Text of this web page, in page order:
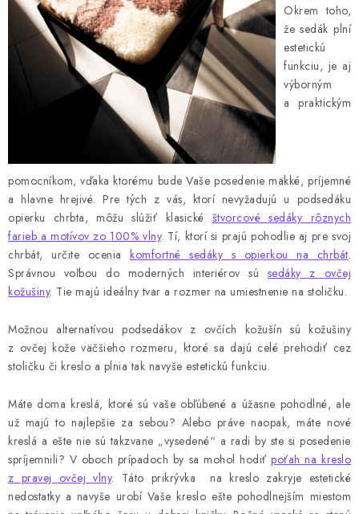
Okrem toho,
že sedák plní
estetickú
funkciu, je aj
výborným
a praktickým
pomocníkom, vďaka ktorému bude Vaše posedenie mäkké, príjemné
a hlavne hrejivé. Pre tých z vás, ktorí nevyžadujú u podsedáku
opierku chrbta, môžu slúžiť klasické štvorcové sedáky rôznych
farieb a motívov zo 100% vlny. Tí, ktorí si prajú pohodlie aj pre svoj
chrbát, určite ocenia komfortné sedáky s opierkou na chrbát.
Správnou voľbou do moderných interiérov sú sedáky z ovčej
kožušiny. Tie majú ideálny tvar a rozmer na umiestnenie na stoličku.
Možnou alternatívou podsedákov z ovčích kožušín sú kožušiny
z ovčej kože väčšieho rozmeru, ktoré sa dajú celé prehodiť cez
stoličku či kreslo a plnia tak navyše estetickú funkciu.
Máte doma kreslá, ktoré sú vaše obľúbené a úžasne pohodlné, ale
už majú to najlepšie za sebou? Alebo práve naopak, máte nové
kreslá a ešte nie sú takzvane „vysedené“ a radi by ste si posedenie
spríjemnili? V oboch prípadoch by sa mohol hodiťpoťah na kreslo
z pravej ovčej vlny. Táto prikrývka
na kreslo zakryje estetické
nedostatky a navyše urobí Vaše kreslo ešte pohodlnejším miestom